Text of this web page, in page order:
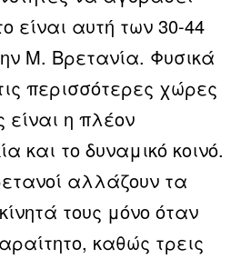
είναι αυτή των 30-44
Μ. Βρετανία. Φυσικά
περισσότερες χώρες
η πλέον
και το δυναμικό κοινό.
αλλάζουν τα
τους μόνο όταν
καθώς τρεις